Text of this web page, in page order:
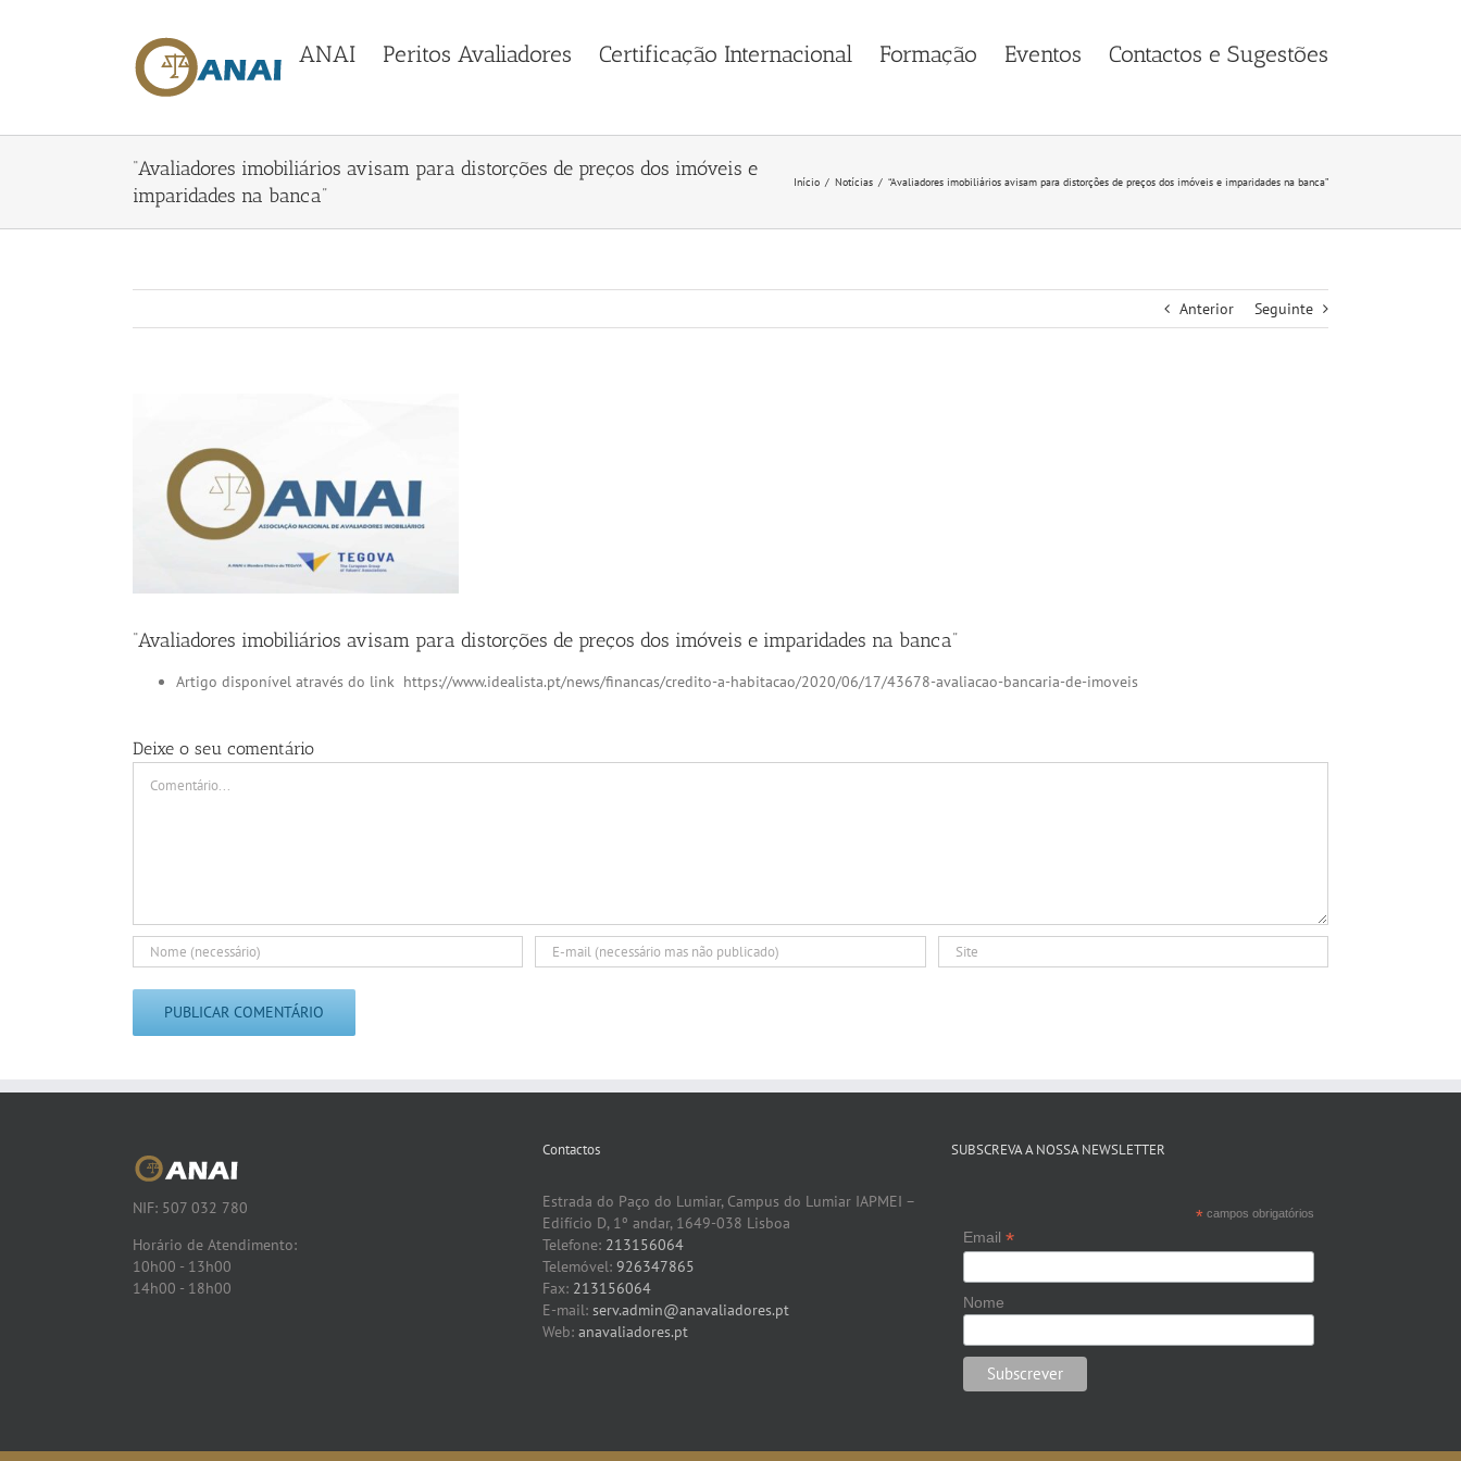
ANAI Peritos Avaliadores Certificação Internacional Formação Eventos Contactos e Sugestões
“Avaliadores imobiliários avisam para distorções de preços dos imóveis e
imparidades na banca”
Início Notícias “Avaliadores imobiliários avisam para distorções de preços dos imóveis e imparidades na banca”
Anterior Seguinte
“Avaliadores imobiliários avisam para distorções de preços dos imóveis e imparidades na banca”
Artigo disponível através do link https://www.idealista.pt/news/financas/credito-a-habitacao/2020/06/17/43678-avaliacao-bancaria-de-imoveis
Deixe o seu comentário
NIF: 507 032 780
Horário de Atendimento:
10h00 - 13h00
14h00 - 18h00
Contactos
Estrada do Paço do Lumiar, Campus do Lumiar IAPMEI –
Edifício D, 1º andar, 1649-038 Lisboa
Telefone: 213156064
Telemóvel: 926347865
Fax: 213156064
E-mail: serv.admin@anavaliadores.pt
Web: anavaliadores.pt
SUBSCREVA A NOSSA NEWSLETTER
*campos obrigatórios
Email *
Nome